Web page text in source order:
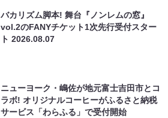
バカリズム脚本! 舞台『ノンレムの窓』
vol.2のFANYチケット1次先行受付スター
ト2026.08.07
ニューヨーク・嶋佐が地元富士吉田市とコ
ラボ! オリジナルコーヒーがふるさと納税
サービス「わらふる」で受付開始